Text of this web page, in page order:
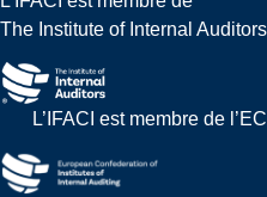
The Institute of Internal Auditors
L’IFACI est membre de